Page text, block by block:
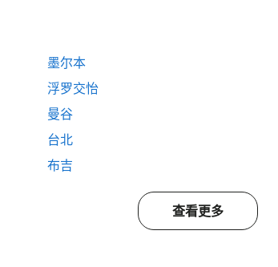
墨尔本
浮罗交怡
曼谷
台北
布吉
查看更多